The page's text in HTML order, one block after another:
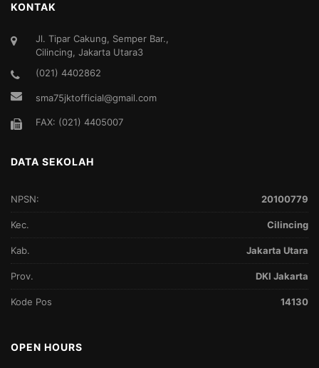
KONTAK
Jl. Tipar Cakung, Semper Bar.,
Cilincing, Jakarta Utara3
(021) 4402862
sma75jktofficial@gmail.com
FAX: (021) 4405007
DATA SEKOLAH
NPSN: 20100779
Kec. Cilincing
Kab. Jakarta Utara
Prov. DKI Jakarta
Kode Pos 14130
OPEN HOURS